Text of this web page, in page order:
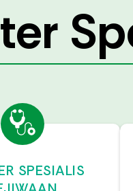
SPESIALIS